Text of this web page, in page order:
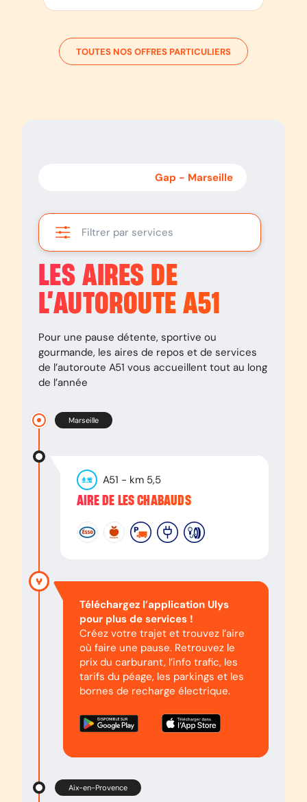
TOUTES NOS OFFRES PARTICULIERS
Gap - Marseille
Filtrer par services
LES AIRES DE
L’AUTOROUTE A51
Pour une pause détente, sportive ou
gourmande, les aires de repos et de services
de l’autoroute A51 vous accueillent tout au long
de l’année
Marseille
A51 - km 5,5
AIRE DE LES CHABAUDS
Téléchargez l’application Ulys
pour plus de services !
Créez votre trajet et trouvez l’aire
où faire une pause. Retrouvez le
prix du carburant, l’info trafic, les
tarifs du péage, les parkings et les
bornes de recharge électrique.
Aix-en-Provence